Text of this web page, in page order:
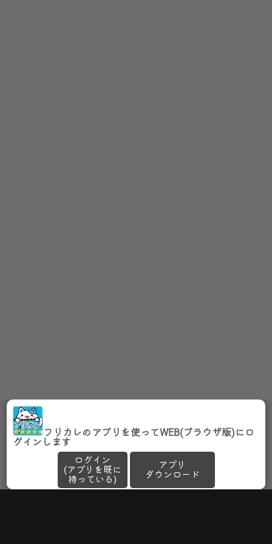
フリカレのアプリを使ってWEB(ブラウザ版)にロ
グインします
ログイン
(アプリを既に
持っている)
アプリ
ダウンロード